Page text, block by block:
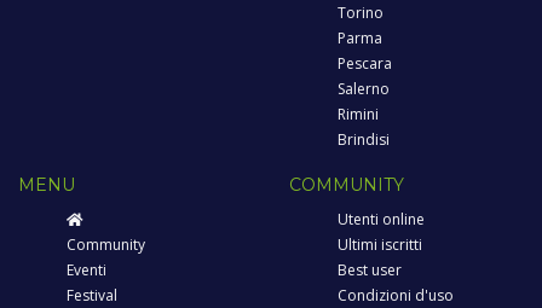
Torino
Parma
Pescara
Salerno
Rimini
Brindisi
MENU
Community
Eventi
Festival
COMMUNITY
Utenti online
Ultimi iscritti
Best user
Condizioni d'uso